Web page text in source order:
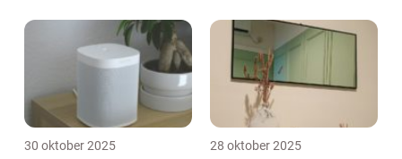
30 oktober 2025 28 oktober 2025